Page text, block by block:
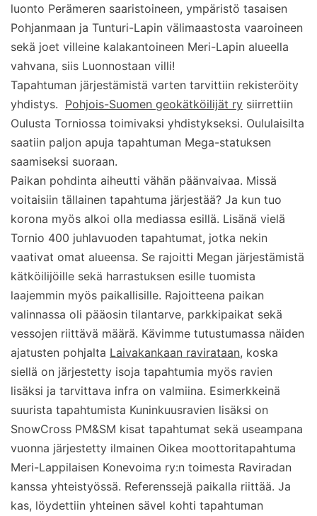
luonto Perämeren saaristoineen, ympäristö tasaisen
Pohjanmaan ja Tunturi-Lapin välimaastosta vaaroineen
sekä joet villeine kalakantoineen Meri-Lapin alueella
vahvana, siis Luonnostaan villi!
Tapahtuman järjestämistä varten tarvittiin rekisteröity
yhdistys. Pohjois-Suomen geokätköilijät ry siirrettiin
Oulusta Torniossa toimivaksi yhdistykseksi. Oululaisilta
saatiin paljon apuja tapahtuman Mega-statuksen
saamiseksi suoraan.
Paikan pohdinta aiheutti vähän päänvaivaa. Missä
voitaisiin tällainen tapahtuma järjestää? Ja kun tuo
korona myös alkoi olla mediassa esillä. Lisänä vielä
Tornio 400 juhlavuoden tapahtumat, jotka nekin
vaativat omat alueensa. Se rajoitti Megan järjestämistä
kätköilijöille sekä harrastuksen esille tuomista
laajemmin myös paikallisille. Rajoitteena paikan
valinnassa oli pääosin tilantarve, parkkipaikat sekä
vessojen riittävä määrä. Kävimme tutustumassa näiden
ajatusten pohjalta Laivakankaan ravirataan, koska
siellä on järjestetty isoja tapahtumia myös ravien
lisäksi ja tarvittava infra on valmiina. Esimerkkeinä
suurista tapahtumista Kuninkuusravien lisäksi on
SnowCross PM&SM kisat tapahtumat sekä useampana
vuonna järjestetty ilmainen Oikea moottoritapahtuma
Meri-Lappilaisen Konevoima ry:n toimesta Raviradan
kanssa yhteistyössä. Referenssejä paikalla riittää. Ja
kas, löydettiin yhteinen sävel kohti tapahtuman